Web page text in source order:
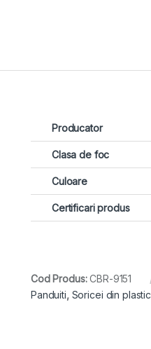
Producator
Clasa de foc
Culoare
Certificari produs
Cod Produs:CBR-9151
Panduiti, Soricei din plastic